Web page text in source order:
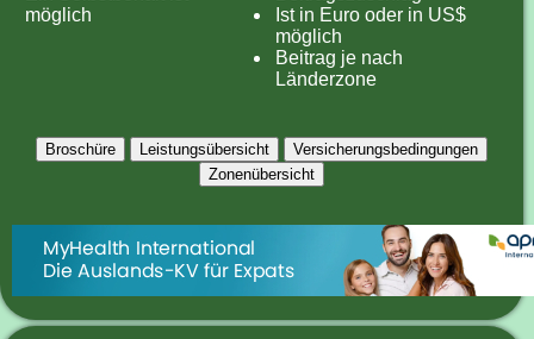
möglich
Ist in Euro oder in US$
möglich
Beitrag je nach
Länderzone
Broschüre Leistungsübersicht
Versicherungsbedingungen
Zonenübersicht